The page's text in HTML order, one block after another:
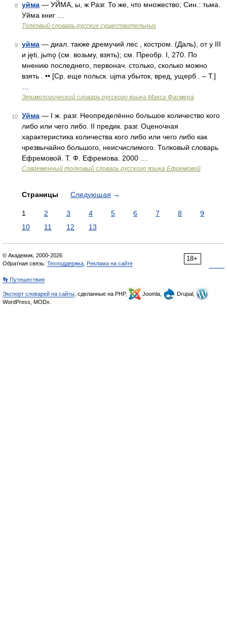
8 уйма — УЙМА, ы, ж Разг. То же, что множество; Син.: тьма.
Уйма книг …
Толковый словарь русских существительных
9 уйма — диал. также дремучий лес , костром. (Даль), от у III
и jęti, jьmǫ (см. возьму, взять); см. Преобр. I, 270. По
мнению последнего, первонач. столько, сколько можно
взять . •• [Ср. еще польск. ujmа убыток, вред, ущерб . – Т.]
Этимологический словарь русского языка Макса Фасмера
10 Уйма — I ж. разг. Неопределённо большое количество кого
либо или чего либо. II предик. разг. Оценочная
характеристика количества кого либо или чего либо как
чрезвычайно большого, неисчислимого. Толковый словарь
Ефремовой. Т. Ф. Ефремова. 2000 …
Современный толковый словарь русского языка Ефремовой
Страницы Следующая →
1 2 3 4 5 6 7 8
9
10
11 12 13
18+
© Академик, 2000-2026
Обратная связь: Техподдержка Реклама на сайте
👣 Путешествия
Экспорт словарей на сайты , сделанные на PHP, Joomla,
Drupal,
WordPress, MODx.